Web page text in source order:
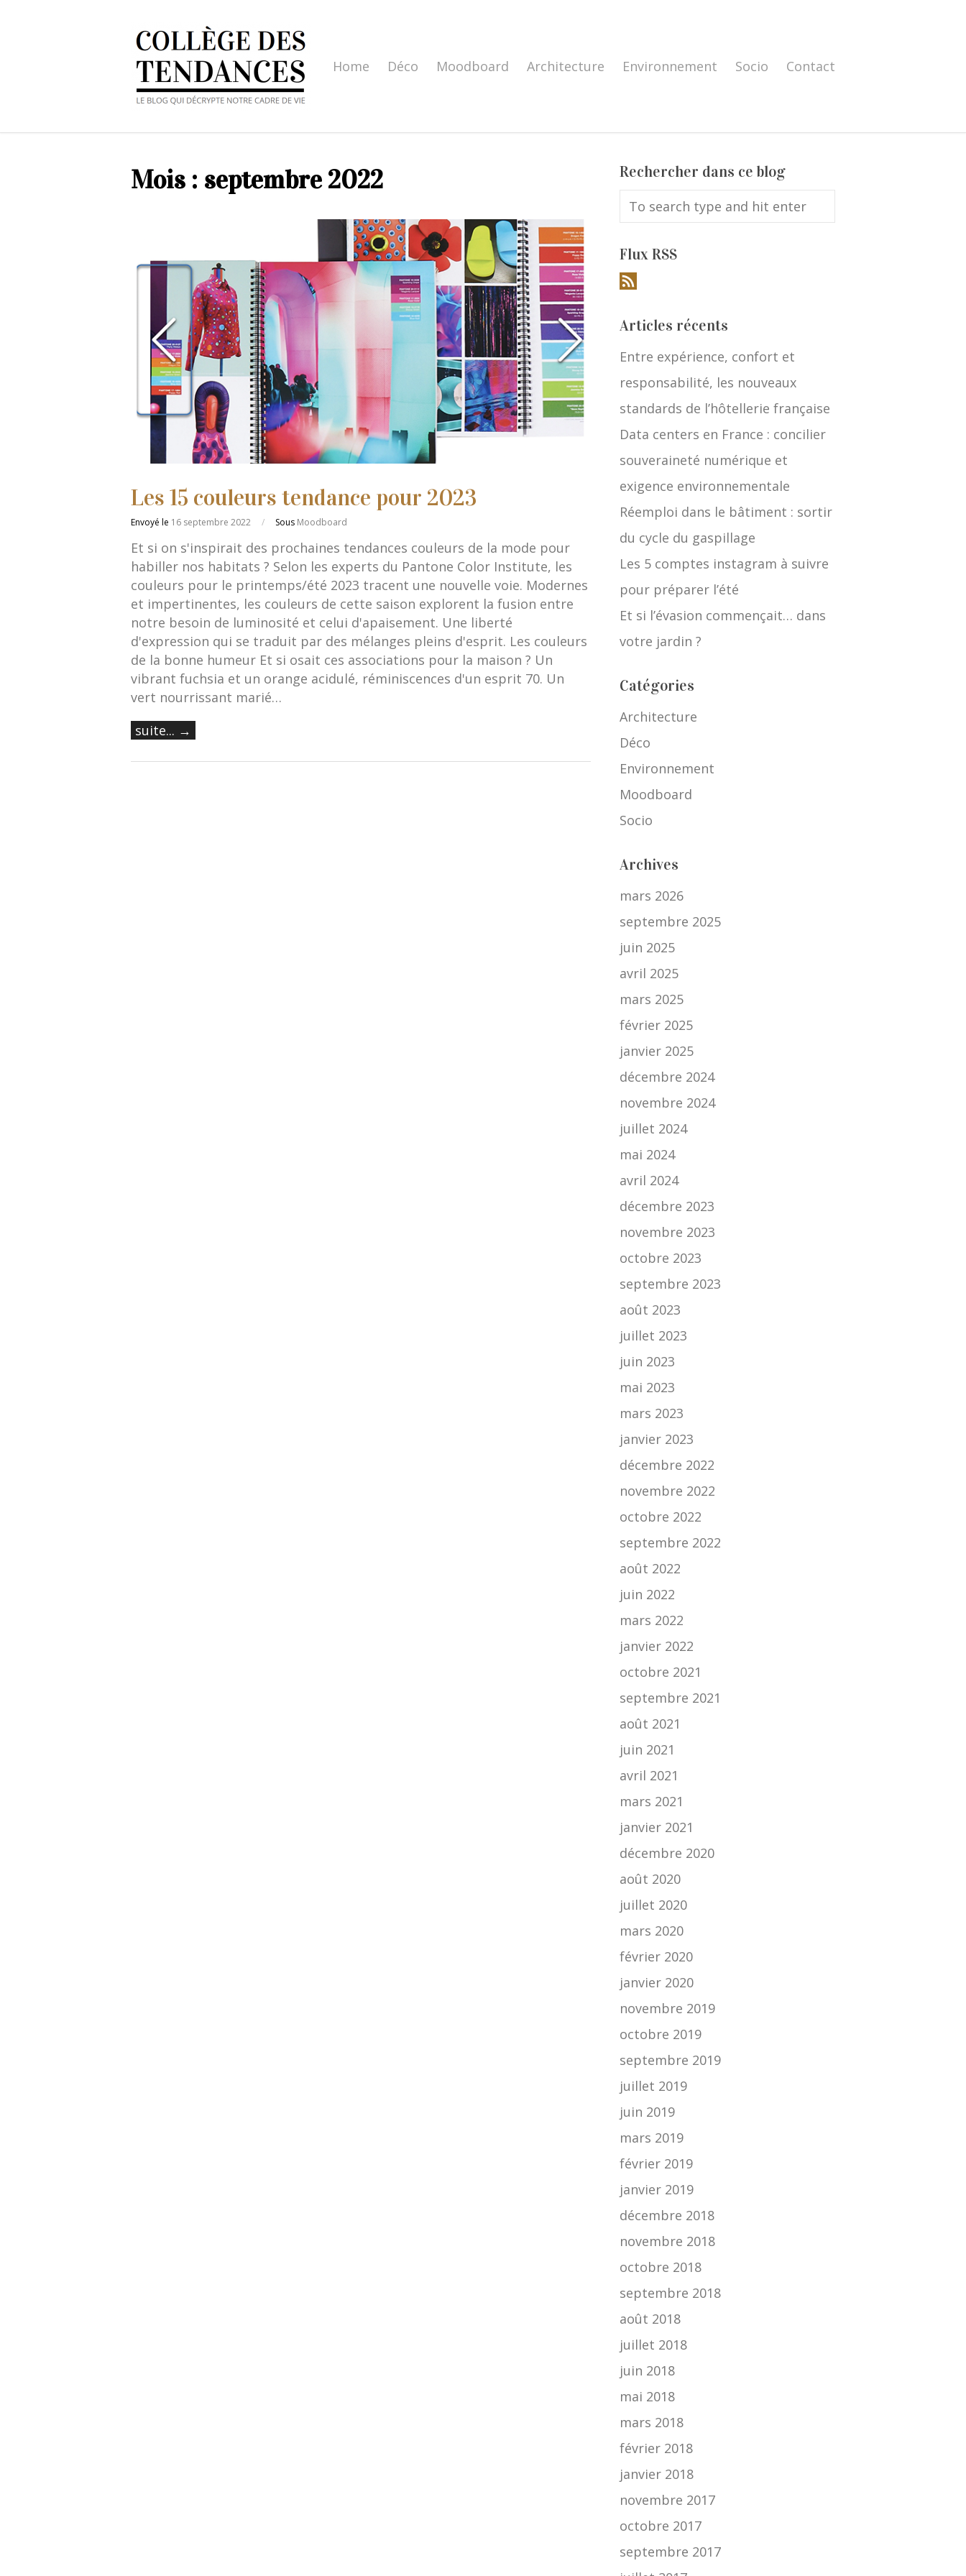
Home Déco Moodboard Architecture Environnement Socio Contact
Mois : septembre 2022
Les 15 couleurs tendance pour 2023
Envoyé le 16 septembre 2022 / Sous Moodboard
Et si on s'inspirait des prochaines tendances couleurs de la mode pour
habiller nos habitats ? Selon les experts du Pantone Color Institute, les
couleurs pour le printemps/été 2023 tracent une nouvelle voie. Modernes
et impertinentes, les couleurs de cette saison explorent la fusion entre
notre besoin de luminosité et celui d'apaisement. Une liberté
d'expression qui se traduit par des mélanges pleins d'esprit. Les couleurs
de la bonne humeur Et si osait ces associations pour la maison ? Un
vibrant fuchsia et un orange acidulé, réminiscences d'un esprit 70. Un
vert nourrissant marié…
suite... →
Rechercher dans ce blog
Flux RSS
Articles récents
Entre expérience, confort et
responsabilité, les nouveaux
standards de l’hôtellerie française
Data centers en France : concilier
souveraineté numérique et
exigence environnementale
Réemploi dans le bâtiment : sortir
du cycle du gaspillage
Les 5 comptes instagram à suivre
pour préparer l’été
Et si l’évasion commençait… dans
votre jardin ?
Catégories
Architecture
Déco
Environnement
Moodboard
Socio
Archives
mars 2026
septembre 2025
juin 2025
avril 2025
mars 2025
février 2025
janvier 2025
décembre 2024
novembre 2024
juillet 2024
mai 2024
avril 2024
décembre 2023
novembre 2023
octobre 2023
septembre 2023
août 2023
juillet 2023
juin 2023
mai 2023
mars 2023
janvier 2023
décembre 2022
novembre 2022
octobre 2022
septembre 2022
août 2022
juin 2022
mars 2022
janvier 2022
octobre 2021
septembre 2021
août 2021
juin 2021
avril 2021
mars 2021
janvier 2021
décembre 2020
août 2020
juillet 2020
mars 2020
février 2020
janvier 2020
novembre 2019
octobre 2019
septembre 2019
juillet 2019
juin 2019
mars 2019
février 2019
janvier 2019
décembre 2018
novembre 2018
octobre 2018
septembre 2018
août 2018
juillet 2018
juin 2018
mai 2018
mars 2018
février 2018
janvier 2018
novembre 2017
octobre 2017
septembre 2017